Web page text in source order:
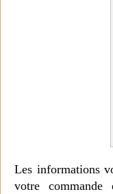
Les informations
votre